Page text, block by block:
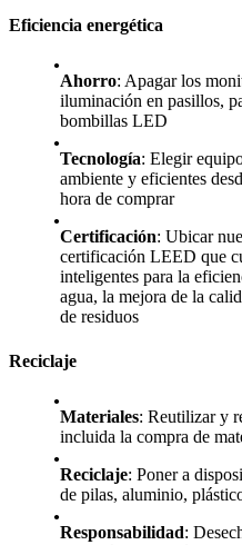
Eficiencia energética
Ahorro: Apagar los
iluminación en pasillos,
bombillas LED
Tecnología: Elegir
ambiente y eficientes
hora de comprar
Certificación: Ubicar
certificación LEED que
inteligentes para la
agua, la mejora de la
de residuos
Reciclaje
Materiales: Reutilizar y
incluida la compra de
Reciclaje: Poner a
de pilas, aluminio,
Responsabilidad: